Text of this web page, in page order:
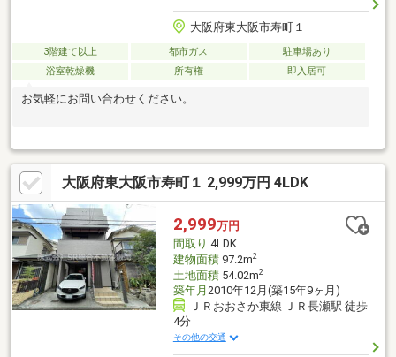
大阪府東大阪市寿町１
3階建て以上 都市ガス
駐車場あり
浴室乾燥機
所有権 即入居可
お気軽にお問い合わせください。
大阪府東大阪市寿町１ 2,999万円 4LDK
2,999万円
間取り 4LDK
建物面積97.2m2
土地面積54.02m2
築年月 2010年12月(築15年9ヶ月)
ＪＲおおさか東線 ＪＲ長瀬駅 徒歩
4分
その他の交通